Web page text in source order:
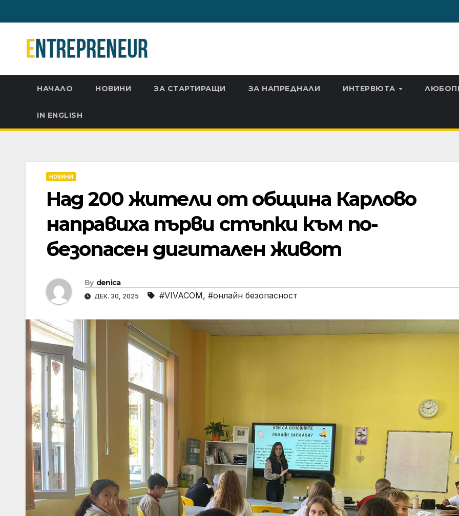
to
content
НАЧАЛО НОВИНИ ЗА СТАРТИРАЩИ ЗА НАПРЕДНАЛИ ИНТЕРВЮТА
IN ENGLISH
НОВИНИ
Над 200 жители от община Карлово
направиха първи стъпки към по-
безопасен дигитален живот
By denica
ДЕК. 30, 2025 #VIVACOM, #онлайн безопасност